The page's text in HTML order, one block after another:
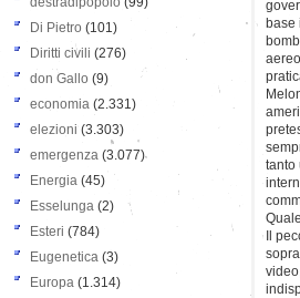
base
tanto
Il
Di Pietro (101)
Diritti civili (276)
don Gallo (9)
economia (2.331)
elezioni (3.303)
emergenza (3.077)
Energia (45)
Esselunga (2)
Esteri (784)
Eugenetica (3)
Europa (1.314)